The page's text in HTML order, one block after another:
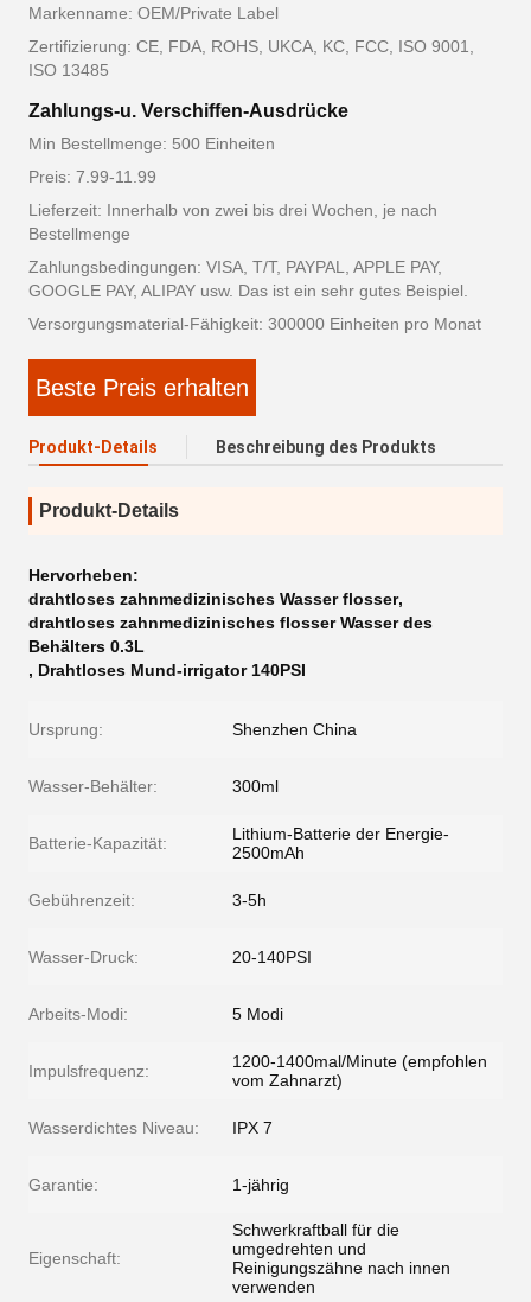
Markenname: OEM/Private Label
Zertifizierung: CE, FDA, ROHS, UKCA, KC, FCC, ISO 9001,
ISO 13485
Zahlungs-u. Verschiffen-Ausdrücke
Min Bestellmenge: 500 Einheiten
Preis: 7.99-11.99
Lieferzeit: Innerhalb von zwei bis drei Wochen, je nach
Bestellmenge
Zahlungsbedingungen: VISA, T/T, PAYPAL, APPLE PAY,
GOOGLE PAY, ALIPAY usw. Das ist ein sehr gutes Beispiel.
Versorgungsmaterial-Fähigkeit: 300000 Einheiten pro Monat
Beste Preis erhalten
Produkt-Details Beschreibung des Produkts
Produkt-Details
Hervorheben:
drahtloses zahnmedizinisches Wasser flosser,
drahtloses zahnmedizinisches flosser Wasser des
Behälters 0.3L
, Drahtloses Mund-irrigator 140PSI
Ursprung: Shenzhen China
Wasser-Behälter: 300ml
Batterie-Kapazität:
Lithium-Batterie der Energie-
2500mAh
Gebührenzeit: 3-5h
Wasser-Druck: 20-140PSI
Arbeits-Modi: 5 Modi
Impulsfrequenz:
1200-1400mal/Minute (empfohlen
vom Zahnarzt)
Wasserdichtes Niveau: IPX 7
Garantie: 1-jährig
Eigenschaft:
Schwerkraftball für die
umgedrehten und
Reinigungszähne nach innen
verwenden